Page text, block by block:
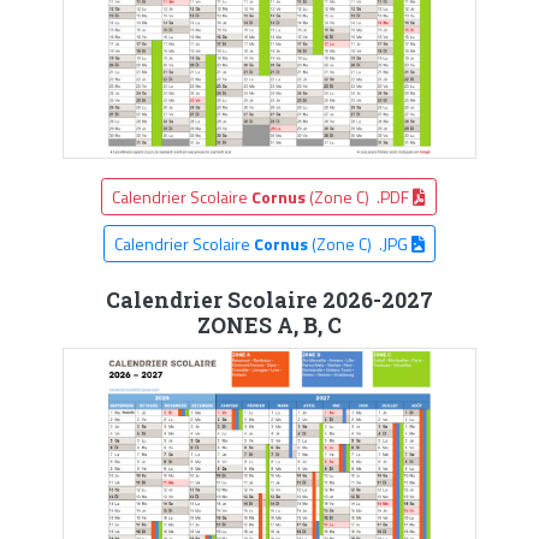
Calendrier Scolaire Cornus(Zone C) .PDF
Calendrier Scolaire Cornus(Zone C) .JPG
Calendrier Scolaire 2026-2027
ZONES A, B, C